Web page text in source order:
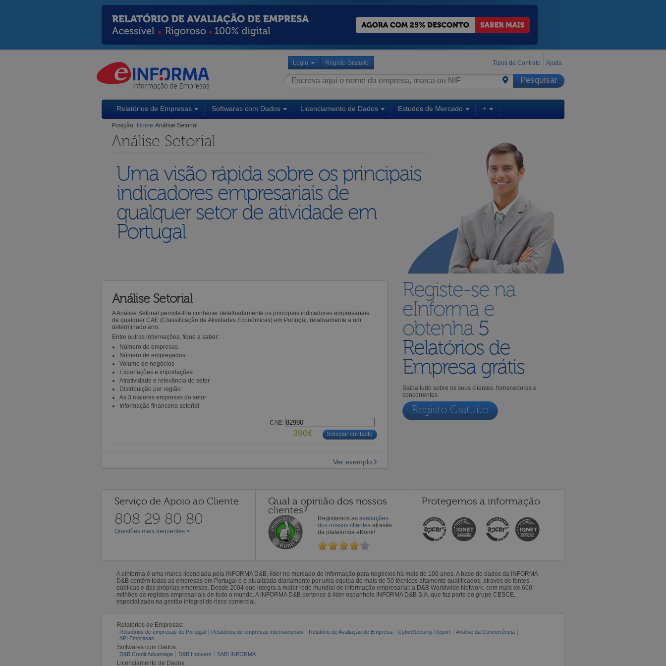
Login Registo Gratuito Tipos de Contrato Ajuda
Relatórios de Empresas Softwares com Dados Licenciamento de Dados Estudos de Mercado +
Posição: Home Análise Setorial
Análise Setorial
Uma visão rápida sobre os principais
indicadores empresariais de
qualquer setor de atividade em
Portugal
Análise Setorial
A Análise Setorial permite-lhe conhecer detalhadamente os principais indicadores empresariais
de qualquer CAE (Classificação de Atividades Económicas) em Portugal, relativamente a um
determinado ano.
Entre outras informações, fique a saber:
Número de empresas
Número de empregados
Volume de negócios
Exportações e importações
Atratividade e relevância do setor
Distribuição por região
As 3 maiores empresas do setor
Informação financeira setorial
CAE:
390€ Solicitar contacto
Ver exemplo
Registe-se na
eInforma e
obtenha 5
Relatórios de
Empresa grátis
Saiba tudo sobre os seus clientes, fornecedores e
concorrentes
Registo Gratuito
Serviço de Apoio ao Cliente
808 29 80 80
Questões mais frequentes >
Qual a opinião dos nossos
clientes?
Registamos as avaliações
dos nossos clientes através
da plataforma eKomi!
Protegemos a informação
A eInforma é uma marca licenciada pela INFORMA D&B, líder no mercado de informação para negócios há mais de 100 anos. A base de dados da INFORMA
D&B contém todas as empresas em Portugal e é atualizada diariamente por uma equipa de mais de 50 técnicos altamente qualificados, através de fontes
públicas e das próprias empresas. Desde 2004 que integra a maior rede mundial de informação empresarial: a D&B Worldwide Network, com mais de 600
milhões de registos empresariais de todo o mundo. A INFORMA D&B pertence à líder espanhola INFORMA D&B S.A. que faz parte do grupo CESCE,
especializado na gestão integral do risco comercial.
Relatórios de Empresas:
Relatórios de empresas de Portugal Relatórios de empresas internacionais Relatório de Avaliação de Empresa CyberSecurity Report
Análise da Concorrência
API Empresas
Softwares com Dados:
D&B Credit Advantage D&B Hoovers SABI INFORMA
Licenciamento de Dados: